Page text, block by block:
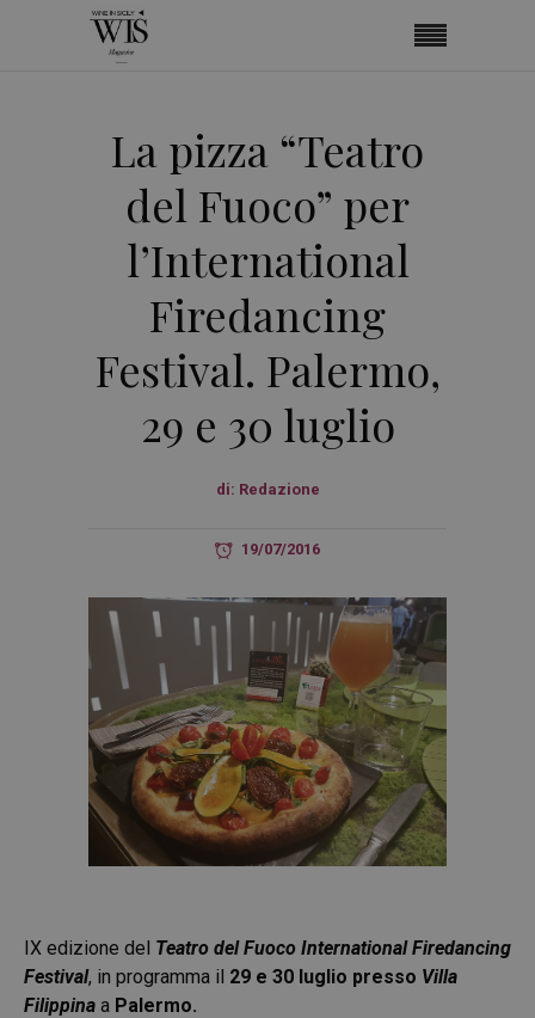
La pizza “Teatro
del Fuoco” per
l’International
Firedancing
Festival. Palermo,
29 e 30 luglio
di: Redazione
19/07/2016
IX edizione del Teatro del Fuoco International Firedancing
Festival, in programma il 29 e 30 luglio presso Villa
Filippina a Palermo.